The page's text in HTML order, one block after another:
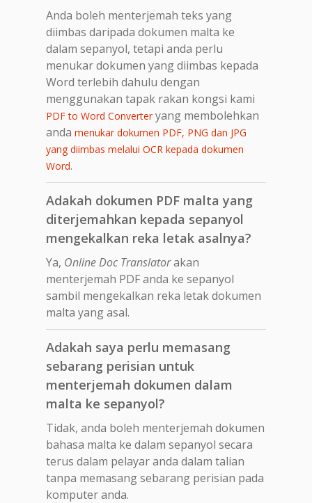
Anda boleh menterjemah teks yang
diimbas daripada dokumen malta ke
dalam sepanyol, tetapi anda perlu
menukar dokumen yang diimbas kepada
Word terlebih dahulu dengan
menggunakan tapak rakan kongsi kami
PDF to Word Converteryang membolehkan
anda menukar dokumen PDF, PNG dan JPG
yang diimbas melalui OCR kepada dokumen
Word.
Adakah dokumen PDF malta yang
diterjemahkan kepada sepanyol
mengekalkan reka letak asalnya?
Ya, Online Doc Translatorakan
menterjemah PDF anda ke sepanyol
sambil mengekalkan reka letak dokumen
malta yang asal.
Adakah saya perlu memasang
sebarang perisian untuk
menterjemah dokumen dalam
malta ke sepanyol?
Tidak, anda boleh menterjemah dokumen
bahasa malta ke dalam sepanyol secara
terus dalam pelayar anda dalam talian
tanpa memasang sebarang perisian pada
komputer anda.